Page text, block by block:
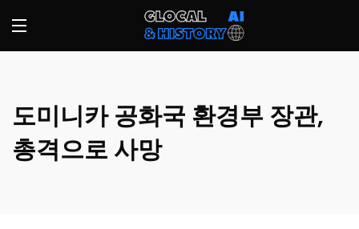
도미니카 공화국 환경부 장관,
총격으로 사망